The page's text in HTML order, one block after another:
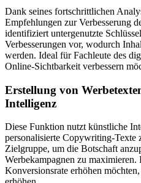
Dank seines fortschrittlichen
Empfehlungen zur Verbesserung
identifiziert untergenutzte
Verbesserungen vor, wodurch
werden. Ideal für Fachleute des
Online-Sichtbarkeit verbessern
Erstellung von
Intelligenz
Diese Funktion nutzt künstliche
personalisierte Copywriting-Texte
Zielgruppe, um die Botschaft
Werbekampagnen zu
Konversionsrate erhöhen